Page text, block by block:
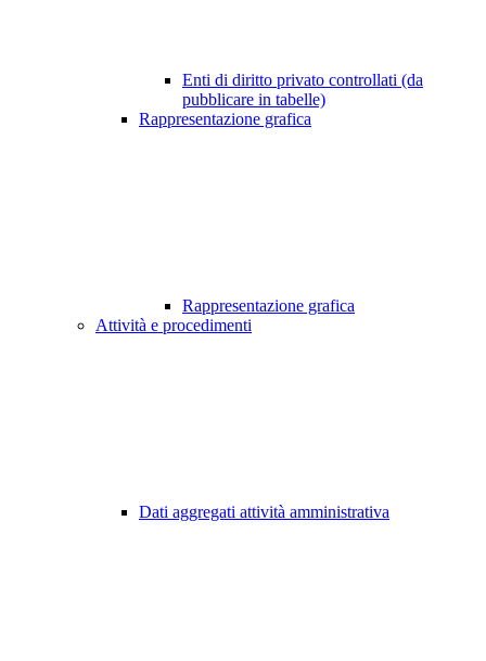
Enti di diritto privato controllati (da
pubblicare in tabelle)
Rappresentazione grafica
Rappresentazione grafica
Attività e procedimenti
Dati aggregati attività amministrativa